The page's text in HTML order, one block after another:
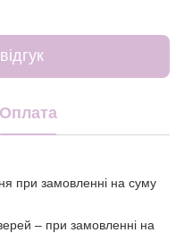
Оплата
при замовленні на суму
– при замовленні на